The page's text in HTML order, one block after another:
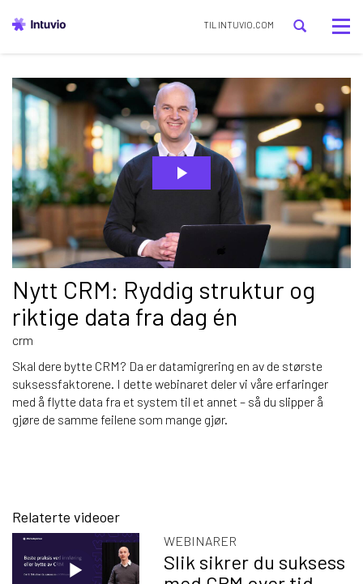
TIL INTUVIO.COM
Nytt CRM: Ryddig struktur og
riktige data fra dag én
crm
Skal dere bytte CRM? Da er datamigrering en av de største
suksessfaktorene. I dette webinaret deler vi våre erfaringer
med å flytte data fra et system til et annet – så du slipper å
gjøre de samme feilene som mange gjør.
Relaterte videoer
WEBINARER
Slik sikrer du suksess